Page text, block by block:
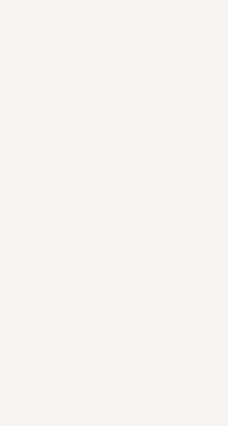
km | Benzine |
met een uitzonderlijk
Volvo-rijkwaliteit.